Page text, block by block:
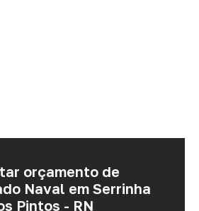
orçamento de
Naval em Serrinha
Pintos - RN